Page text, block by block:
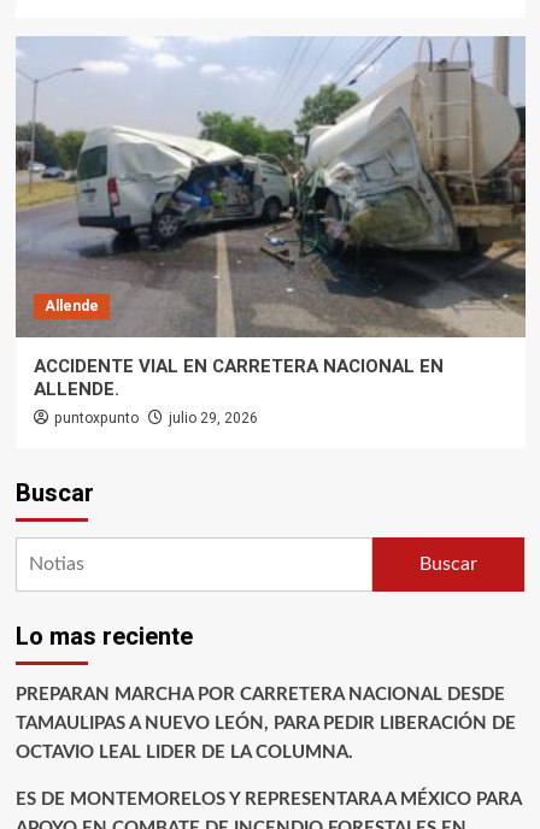
Allende
ACCIDENTE VIAL EN CARRETERA NACIONAL EN
ALLENDE.
puntoxpunto julio 29, 2026
Buscar
Buscar
Lo mas reciente
PREPARAN MARCHA POR CARRETERA NACIONAL DESDE
TAMAULIPAS A NUEVO LEÓN, PARA PEDIR LIBERACIÓN DE
OCTAVIO LEAL LIDER DE LA COLUMNA.
ES DE MONTEMORELOS Y REPRESENTARA A MÉXICO PARA